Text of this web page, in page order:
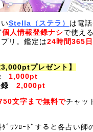
Stella（ステラ） は電
個人情報登録ナシで使え
リ。鑑定は24時間365日
3,000ptプレゼント】
1,000pt
録 2,000pt
文字まで無料でチャッ
ﾀﾞｳﾝﾛｰﾄﾞすると各占い師